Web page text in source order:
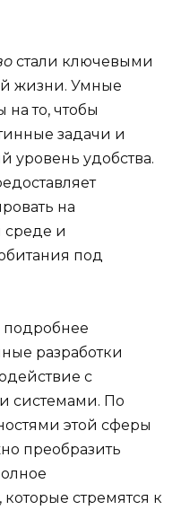
стали ключевыми
жизни. Умные
на то, чтобы
задачи и
уровень удобства.
на
и
под
разработки
с
системами. По
этой сферы
преобразить
стремятся к